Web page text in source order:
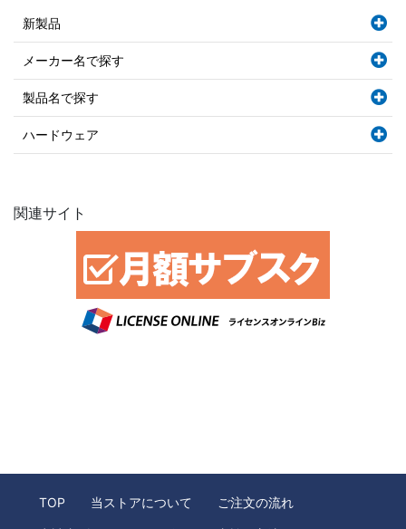
新製品
メーカー名で探す
製品名で探す
ハードウェア
関連サイト
TOP 当ストアについて ご注文の流れ